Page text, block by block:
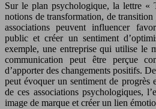
Sur le plan psychologique, la lettre «
notions de transformation, de transition
associations peuvent influencer
public et créer un sentiment
exemple, une entreprise qui utilise le
communication peut être perçue
d’apporter des changements positifs.
peut évoquer un sentiment de progrès
de ces associations psychologiques,
image de marque et créer un lien